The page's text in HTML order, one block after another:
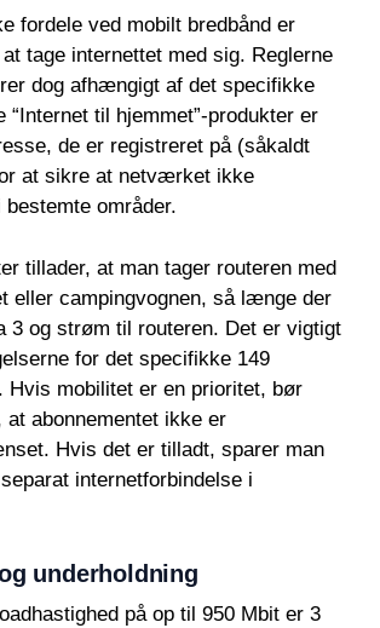
fordele ved mobilt bredbånd er
tage internettet med sig. Reglerne
dog afhængigt af det specifikke
“Internet til hjemmet”-produkter er
de er registreret på (såkaldt
at sikre at netværket ikke
områder.
tillader, at man tager routeren med
eller campingvognen, så længe der
3 og strøm til routeren. Det er vigtigt
for det specifikke 149
Hvis mobilitet er en prioritet, bør
at abonnementet ikke er
Hvis det er tilladt, sparer man
internetforbindelse i
underholdning
på op til 950 Mbit er 3